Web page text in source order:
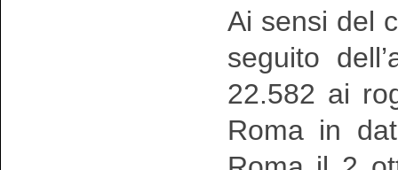
Ai sensi del
seguito
22.582 ai
Roma in